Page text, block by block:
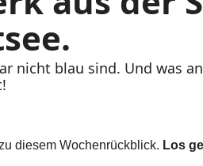
nicht blau sind. Und was
diesem Wochenrückblick. Los